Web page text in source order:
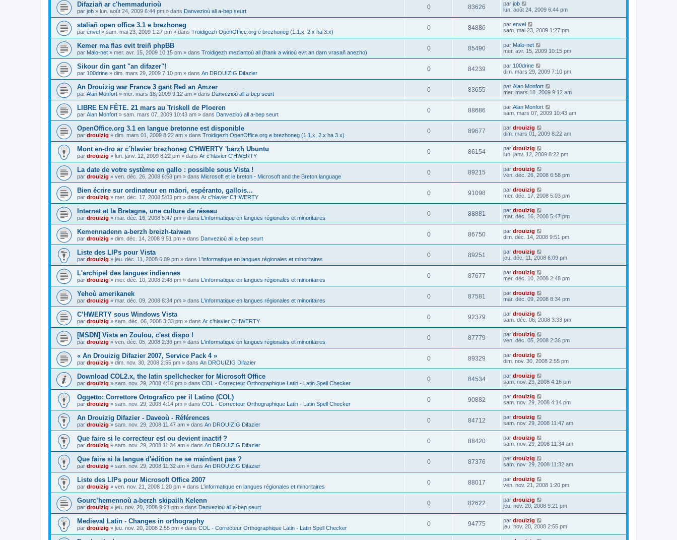
Difaziañ ar c'hemmadurioù
par job » lun. août 24, 2009 6:44 pm » dans Danvezioù all a-bep seurt
0 83626 par job
lun. août 24, 2009 6:44 pm
staliañ open office 3.1 e brezhoneg
par envel » sam. mai 23, 2009 1:27 pm » dans Troidigezh OpenOffice.org e brezhoneg (1.1.x, 2.x ha 3.x)
0 84886 par envel
sam. mai 23, 2009 1:27 pm
Kemer ma flas evit treiñ phpBB
par Malo-net » mer. avr. 15, 2009 10:15 pm » dans Troidigezh meziantoù all (frank a wirioù evit an darn vrasañ anezho)
0 85490 par Malo-net
mer. avr. 15, 2009 10:15 pm
Sikour din gant "an difazer"!
par 100drine » dim. mars 29, 2009 7:10 pm » dans An DROUIZIG Difazier
0 84239 par 100drine
dim. mars 29, 2009 7:10 pm
An Drouizig war France 3 gant Red an Amzer
par Alan Monfort » mer. mars 18, 2009 9:12 am » dans Danvezioù all a-bep seurt
0 83655 par Alan Monfort
mer. mars 18, 2009 9:12 am
LIBRE EN FÊTE. 21 mars au Triskell de Ploeren
par Alan Monfort » sam. mars 07, 2009 10:43 am » dans Danvezioù all a-bep seurt
0 88686 par Alan Monfort
sam. mars 07, 2009 10:43 am
OpenOffice.org 3.1 en langue bretonne est disponible
par drouizig » dim. mars 01, 2009 8:22 am » dans Troidigezh OpenOffice.org e brezhoneg (1.1.x, 2.x ha 3.x)
0 89677 par drouizig
dim. mars 01, 2009 8:22 am
Mont en-dro ar c´hlavier brezhoneg C'HWERTY 'barzh Ubuntu
par drouizig » lun. janv. 12, 2009 8:22 pm » dans Ar c'hlavier C'HWERTY
0 86154 par drouizig
lun. janv. 12, 2009 8:22 pm
La date de votre système en gallo : possible sous Vista !
par drouizig » ven. déc. 26, 2008 6:58 pm » dans Microsoft et le breton - Microsoft and the Breton language
0 89215 par drouizig
ven. déc. 26, 2008 6:58 pm
Bien écrire sur ordinateur en māori, espéranto, gallois...
par drouizig » mer. déc. 17, 2008 5:03 pm » dans Ar c'hlavier C'HWERTY
0 91098 par drouizig
mer. déc. 17, 2008 5:03 pm
Internet et la Bretagne, une culture de réseau
par drouizig » mar. déc. 16, 2008 5:47 pm » dans L'informatique en langues régionales et minoritaires
0 88881 par drouizig
mar. déc. 16, 2008 5:47 pm
Kemennadenn a-berzh breizh-taiwan
par drouizig » dim. déc. 14, 2008 9:51 pm » dans Danvezioù all a-bep seurt
0 86750 par drouizig
dim. déc. 14, 2008 9:51 pm
Liste des LIPs pour Vista
par drouizig » jeu. déc. 11, 2008 6:09 pm » dans L'informatique en langues régionales et minoritaires
0 89251 par drouizig
jeu. déc. 11, 2008 6:09 pm
L'archipel des langues indiennes
par drouizig » mer. déc. 10, 2008 2:48 pm » dans L'informatique en langues régionales et minoritaires
0 87677 par drouizig
mer. déc. 10, 2008 2:48 pm
Yehoù amerikanek
par drouizig » mar. déc. 09, 2008 8:34 pm » dans L'informatique en langues régionales et minoritaires
0 87581 par drouizig
mar. déc. 09, 2008 8:34 pm
C’HWERTY sous Windows Vista
par drouizig » sam. déc. 06, 2008 3:33 pm » dans Ar c'hlavier C'HWERTY
0 92379 par drouizig
sam. déc. 06, 2008 3:33 pm
[MSDN] Vista en Zoulou, c'est dispo !
par drouizig » ven. déc. 05, 2008 2:36 pm » dans L'informatique en langues régionales et minoritaires
0 87779 par drouizig
ven. déc. 05, 2008 2:36 pm
« An Drouizig Difazier 2007, Service Pack 4 »
par drouizig » dim. nov. 30, 2008 2:55 pm » dans An DROUIZIG Difazier
0 89329 par drouizig
dim. nov. 30, 2008 2:55 pm
Download COL2.x, the latin spellchecker for Microsoft Office
par drouizig » sam. nov. 29, 2008 4:16 pm » dans COL - Correcteur Orthographique Latin - Latin Spell Checker
0 84534 par drouizig
sam. nov. 29, 2008 4:16 pm
Oggetto: Correttore Ortografico per il Latino (COL)
par drouizig » sam. nov. 29, 2008 4:14 pm » dans COL - Correcteur Orthographique Latin - Latin Spell Checker
0 90882 par drouizig
sam. nov. 29, 2008 4:14 pm
An Drouizig Difazier - Daveoù - Références
par drouizig » sam. nov. 29, 2008 11:47 am » dans An DROUIZIG Difazier
0 84712 par drouizig
sam. nov. 29, 2008 11:47 am
Que faire si le correcteur est ou devient inactif ?
par drouizig » sam. nov. 29, 2008 11:34 am » dans An DROUIZIG Difazier
0 88420 par drouizig
sam. nov. 29, 2008 11:34 am
Que faire si la langue d'édition ne se maintient pas ?
par drouizig » sam. nov. 29, 2008 11:32 am » dans An DROUIZIG Difazier
0 87376 par drouizig
sam. nov. 29, 2008 11:32 am
Liste des LIPs pour Microsoft Office 2007
par drouizig » ven. nov. 21, 2008 1:20 pm » dans L'informatique en langues régionales et minoritaires
0 88017 par drouizig
ven. nov. 21, 2008 1:20 pm
Gourc’hemennoù a-berzh skipailh Kelenn
par drouizig » jeu. nov. 20, 2008 9:21 pm » dans Danvezioù all a-bep seurt
0 82622 par drouizig
jeu. nov. 20, 2008 9:21 pm
Medieval Latin - Changes in orthography
par drouizig » jeu. nov. 20, 2008 2:55 pm » dans COL - Correcteur Orthographique Latin - Latin Spell Checker
0 94775 par drouizig
jeu. nov. 20, 2008 2:55 pm